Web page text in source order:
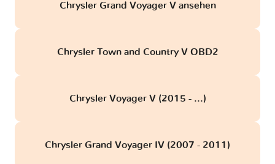
Chrysler Grand Voyager V ansehen
Chrysler Town and Country V OBD2
Chrysler Voyager V (2015 - ...)
Chrysler Grand Voyager IV (2007 - 2011)